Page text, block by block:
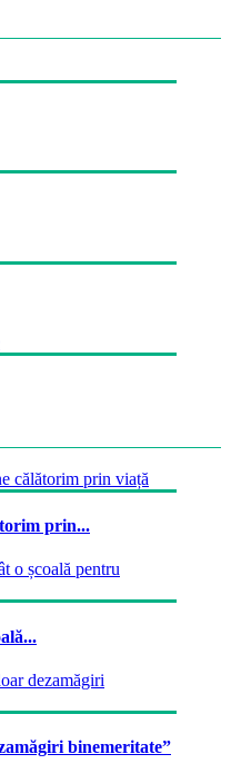
prin...
binemeritate”